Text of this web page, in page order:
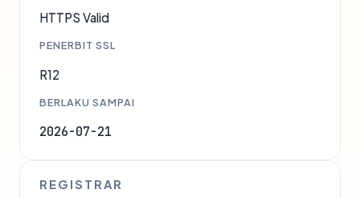
HTTPS Valid
PENERBIT SSL
R12
BERLAKU SAMPAI
2026-07-21
REGISTRAR